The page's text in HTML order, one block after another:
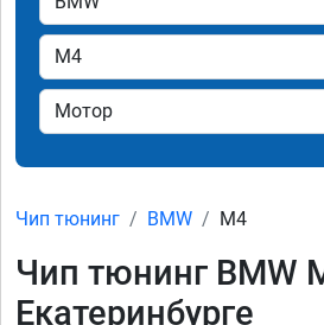
Чип тюнинг BMW M4
Чип тюнинг BMW
Екатеринбурге